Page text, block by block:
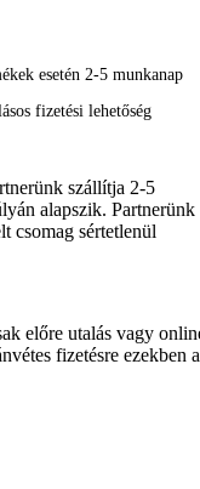
esetén 2-5 munkanap
fizetési lehetőség
szállítja 2-5
alapszik. Partnerünk
csomag sértetlenül
előre utalás vagy
fizetésre ezekben